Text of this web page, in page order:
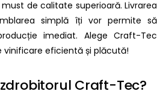
de calitate superioară. Livrarea
simplă îți vor permite să
imediat. Alege Craft-Tec
vinificare eficientă și plăcută!
Craft-Tec?